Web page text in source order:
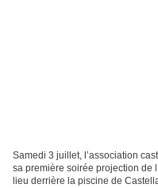
Samedi 3 juillet, l’association
sa première soirée projection de
lieu derrière la piscine de